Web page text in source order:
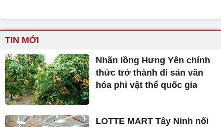
TIN MỚI
Nhãn lồng Hưng Yên chính
thức trở thành di sản văn
hóa phi vật thể quốc gia
LOTTE MART Tây Ninh nối